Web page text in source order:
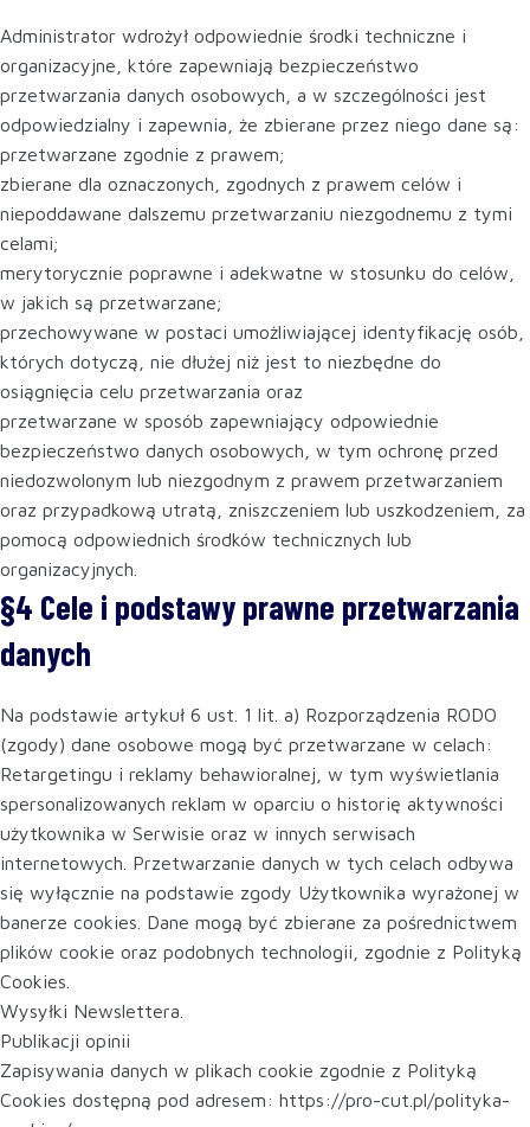
Administrator wdrożył odpowiednie środki techniczne i
organizacyjne, które zapewniają bezpieczeństwo
przetwarzania danych osobowych, a w szczególności jest
odpowiedzialny i zapewnia, że zbierane przez niego dane są:
przetwarzane zgodnie z prawem;
zbierane dla oznaczonych, zgodnych z prawem celów i
niepoddawane dalszemu przetwarzaniu niezgodnemu z tymi
celami;
merytorycznie poprawne i adekwatne w stosunku do celów,
w jakich są przetwarzane;
przechowywane w postaci umożliwiającej identyfikację osób,
których dotyczą, nie dłużej niż jest to niezbędne do
osiągnięcia celu przetwarzania oraz
przetwarzane w sposób zapewniający odpowiednie
bezpieczeństwo danych osobowych, w tym ochronę przed
niedozwolonym lub niezgodnym z prawem przetwarzaniem
oraz przypadkową utratą, zniszczeniem lub uszkodzeniem, za
pomocą odpowiednich środków technicznych lub
organizacyjnych.
§4 Cele i podstawy prawne przetwarzania
danych
Na podstawie artykuł 6 ust. 1 lit. a) Rozporządzenia RODO
(zgody) dane osobowe mogą być przetwarzane w celach:
Retargetingu i reklamy behawioralnej, w tym wyświetlania
spersonalizowanych reklam w oparciu o historię aktywności
użytkownika w Serwisie oraz w innych serwisach
internetowych. Przetwarzanie danych w tych celach odbywa
się wyłącznie na podstawie zgody Użytkownika wyrażonej w
banerze cookies. Dane mogą być zbierane za pośrednictwem
plików cookie oraz podobnych technologii, zgodnie z Polityką
Cookies.
Wysyłki Newslettera.
Publikacji opinii
Zapisywania danych w plikach cookie zgodnie z Polityką
Cookies dostępną pod adresem: https://pro-cut.pl/polityka-